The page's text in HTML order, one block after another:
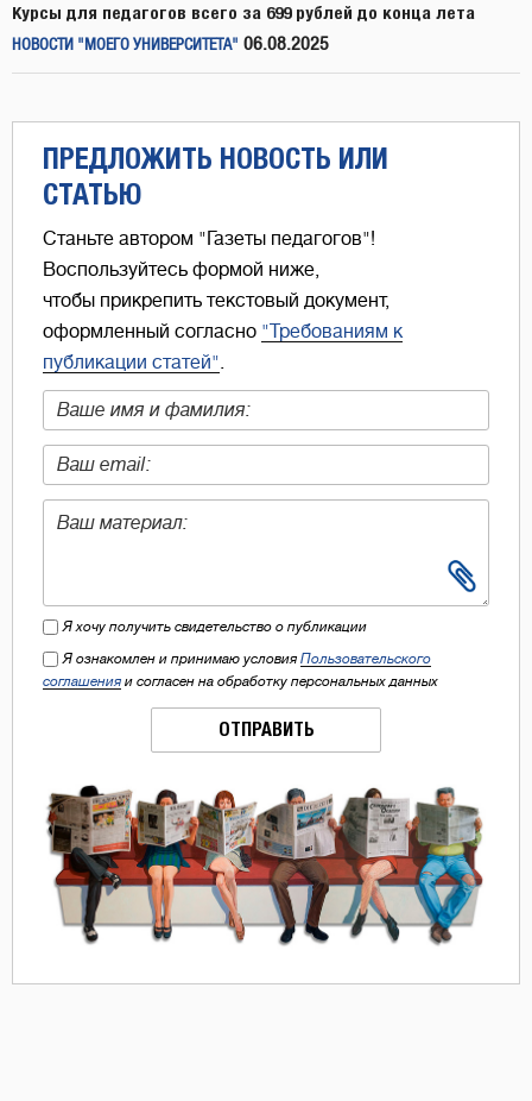
Курсы для педагогов всего за 699 рублей до конца лета
НОВОСТИ "МОЕГО УНИВЕРСИТЕТА" 06.08.2025
ПРЕДЛОЖИТЬ НОВОСТЬ ИЛИ
СТАТЬЮ
Станьте автором "Газеты педагогов"!
Воспользуйтесь формой ниже,
чтобы прикрепить текстовый документ,
оформленный согласно "Требованиям к
публикации статей"
Я хочу получить свидетельство о публикации
Я ознакомлен и принимаю условия Пользовательского
соглашения и согласен на обработку персональных данных
ОТПРАВИТЬ